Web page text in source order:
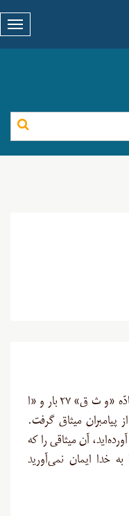
میثاق، پیمان استوار، این مفهوم از مادّه «و ث ق» ۲۷ بار و «ا
از پیامبران میثاق گرفت.
آن میثاقی را که
خدا ایمان نمی‌آورید